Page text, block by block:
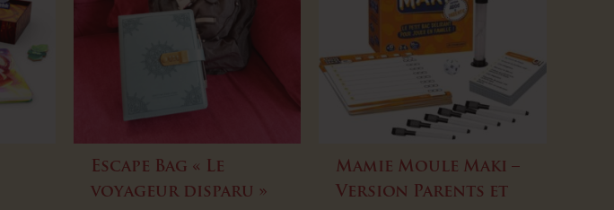
Escape Bag « Le
voyageur disparu »
Mamie Moule Maki –
Version Parents et